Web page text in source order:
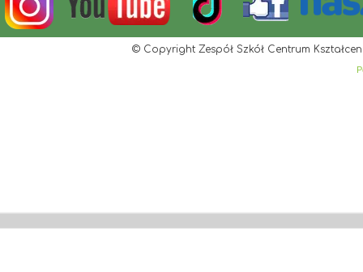
© Copyright Zespół Szkół Centrum